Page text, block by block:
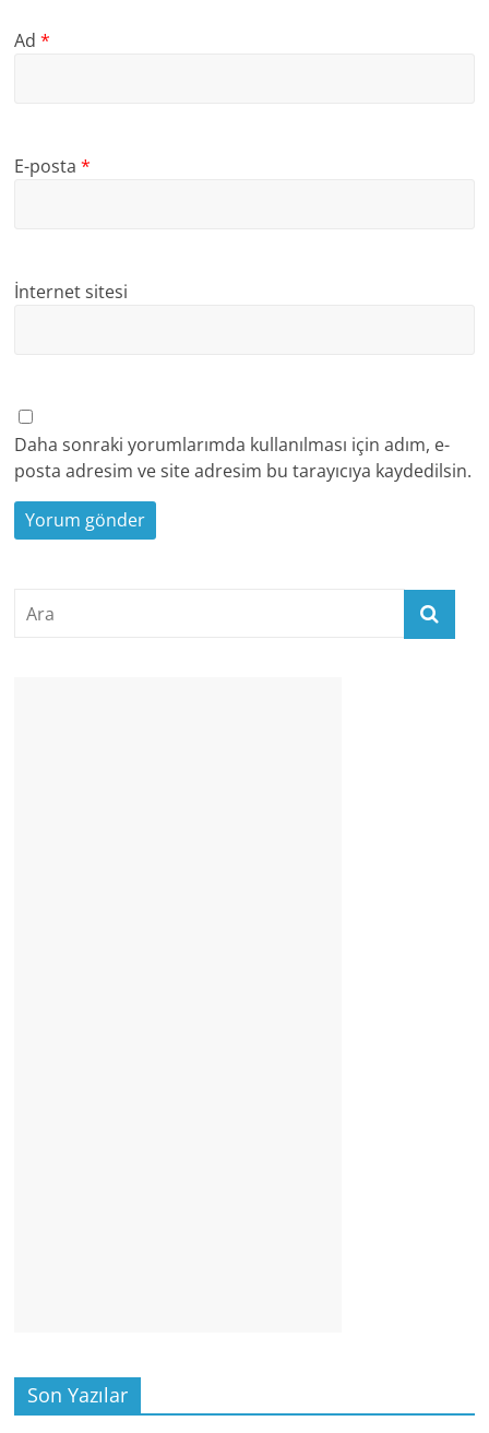
Ad*
E-posta*
İnternet sitesi
Daha sonraki yorumlarımda kullanılması için adım, e-
posta adresim ve site adresim bu tarayıcıya kaydedilsin.
Son Yazılar